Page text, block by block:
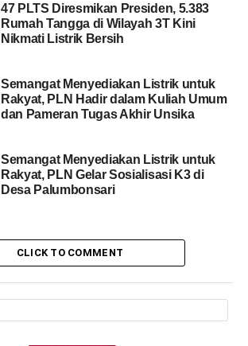
47 PLTS Diresmikan Presiden, 5.383
Rumah Tangga di Wilayah 3T Kini
Nikmati Listrik Bersih
Semangat Menyediakan Listrik untuk
Rakyat, PLN Hadir dalam Kuliah Umum
dan Pameran Tugas Akhir Unsika
Semangat Menyediakan Listrik untuk
Rakyat, PLN Gelar Sosialisasi K3 di
Desa Palumbonsari
CLICK TO COMMENT